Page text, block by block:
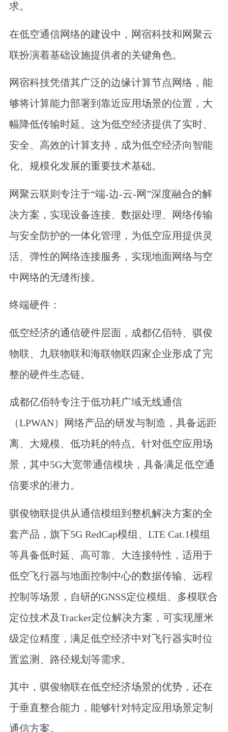
求。
在低空通信网络的建设中， 网宿科技和 网聚云
联扮演着基础设施提供者的关键角色。
网宿科技凭借其广泛的边缘计算节点网络，能
够将计算能力部署到靠近应用场景的位置，大
幅降低传输时延。这为低空经济提供了实时、
安全、高效的计算支持，成为低空经济向智能
化、规模化发展的重要技术基础。
网聚云联则专注于“端-边-云-网”深度融合的解
决方案，实现设备连接、数据处理、网络传输
与安全防护的一体化管理，为低空应用提供灵
活、弹性的网络连接服务，实现地面网络与空
中网络的无缝衔接。
终端硬件：
低空经济的通信硬件层面， 成都亿佰特、骐俊
物联、九联物联和海联物联四家企业形成了完
整的硬件生态链。
成都亿佰特专注于低功耗广域无线通信
（LPWAN）网络产品的研发与制造，具备远距
离、大规模、低功耗的特点。针对低空应用场
景，其中5G大宽带通信模块，具备满足低空通
信要求的潜力。
骐俊物联提供从通信模组到整机解决方案的全
套产品，旗下5G RedCap模组、LTE Cat.1模组
等具备低时延、高可靠、大连接特性，适用于
低空飞行器与地面控制中心的数据传输、远程
控制等场景，自研的GNSS定位模组、多模联合
定位技术及Tracker定位解决方案，可实现厘米
级定位精度，满足低空经济中对飞行器实时位
置监测、路径规划等需求。
其中，骐俊物联在低空经济场景的优势，还在
于垂直整合能力，能够针对特定应用场景定制
通信方案。